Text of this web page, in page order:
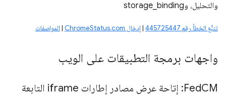
والتحليل، وstorage_binding
تتبُّع الخطأ رقم 445725447 |إدخال ChromeStatus.com |المواصفات
واجهات برمجة التطبيقات على الويب
Fed
CM: إتاحة عرض مصادر إطارات iframe التابعة